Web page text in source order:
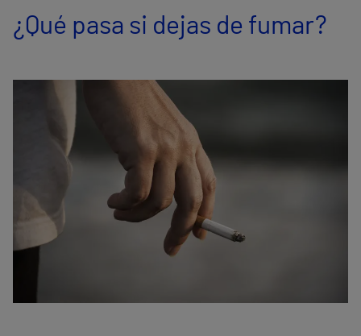
Servicios de salud
Comunicación
¿Qué pasa si dejas de fumar?